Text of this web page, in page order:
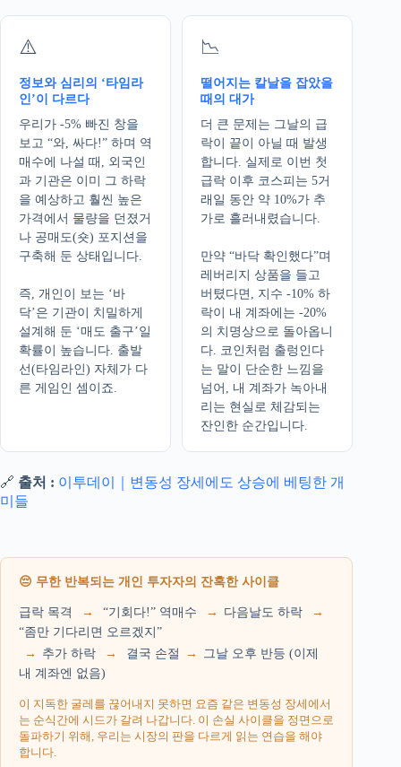
⚠️
정보와 심리의 ‘타임라
인’이 다르다
우리가 -5% 빠진 창을
보고 “와, 싸다!” 하며 역
매수에 나설 때, 외국인
과 기관은 이미 그 하락
을 예상하고 훨씬 높은
가격에서 물량을 던졌거
나 공매도(숏) 포지션을
구축해 둔 상태입니다.
즉, 개인이 보는 ‘바
닥’은 기관이 치밀하게
설계해 둔 ‘매도 출구’일
확률이 높습니다. 출발
선(타임라인) 자체가 다
른 게임인 셈이죠.
📉
떨어지는 칼날을 잡았을
때의 대가
더 큰 문제는 그날의 급
락이 끝이 아닐 때 발생
합니다. 실제로 이번 첫
급락 이후 코스피는 5거
래일 동안 약 10%가 추
가로 흘러내렸습니다.
만약 “바닥 확인했다”며
레버리지 상품을 들고
버텼다면, 지수 -10% 하
락이 내 계좌에는 -20%
의 치명상으로 돌아옵니
다. 코인처럼 출렁인다
는 말이 단순한 느낌을
넘어, 내 계좌가 녹아내
리는 현실로 체감되는
잔인한 순간입니다.
🔗 출처 : 이투데이｜변동성 장세에도 상승에 베팅한 개
미들
😔 무한 반복되는 개인 투자자의 잔혹한 사이클
급락 목격 → “기회다!” 역매수 → 다음날도 하락
→
“좀만 기다리면 오르겠지”
→
추가 하락 → 결국 손절 →
그날 오후 반등 (이제
내 계좌엔 없음)
이 지독한 굴레를 끊어내지 못하면 요즘 같은 변동성 장세에서
는 순식간에 시드가 갈려 나갑니다. 이 손실 사이클을 정면으로
돌파하기 위해, 우리는 시장의 판을 다르게 읽는 연습을 해야
합니다.